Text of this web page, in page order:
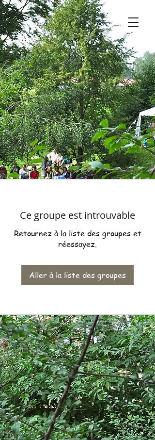
Ce groupe est introuvable
Retournez à la liste des groupes et
réessayez.
Aller à la liste des groupes